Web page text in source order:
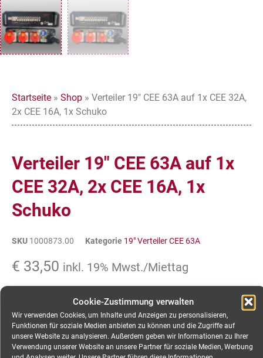
Cookie-Zustimmung verwalten
Wir verwenden Cookies, um Inhalte und Anzeigen zu personalisieren,
Funktionen für soziale Medien anbieten zu können und die Zugriffe auf
unsere Website zu analysieren. Außerdem geben wir Informationen zu Ihrer
Verwendung unserer Website an unsere Partner für soziale Medien, Werbung
Startseite » Shop » Verteiler 19″ CEE 63A auf 1x CEE 32A,
2x CEE 16A, 1x Schuko
Verteiler 19″ CEE 63A auf 1x
CEE 32A, 2x CEE 16A, 1x
Schuko
SKU 1000873.00 Kategorie 19" Verteiler CEE 63A
€ 33,50 inkl. 19% Mwst./Miettag